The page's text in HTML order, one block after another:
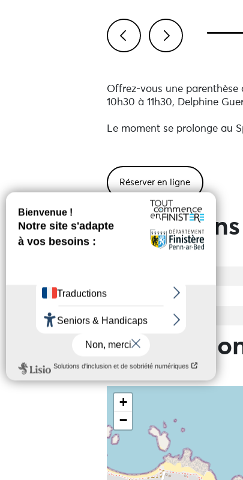
Offrez-vous une parenthèse
10h30 à 11h30, Delphine
Le moment se prolonge au
Réserver en ligne
Mode(s) de paiement
Tarif de base
+
−